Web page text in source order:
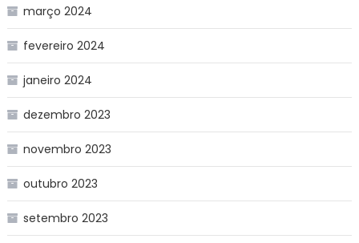
março 2024
fevereiro 2024
janeiro 2024
dezembro 2023
novembro 2023
outubro 2023
setembro 2023